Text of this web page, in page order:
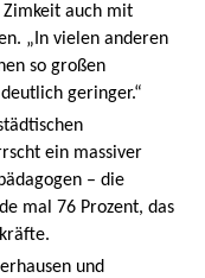
Zimkeit auch mit
„In vielen anderen
so großen
geringer.“
ein massiver
– die
mal 76 Prozent, das
und